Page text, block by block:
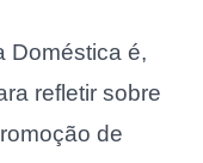
Doméstica é,
refletir sobre
de